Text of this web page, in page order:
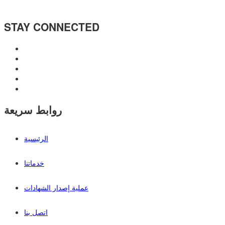
STAY CONNECTED
روابط سريعة
الرئيسية
خدماتنا
عملية إصدار الشهادات
اتصل بنا